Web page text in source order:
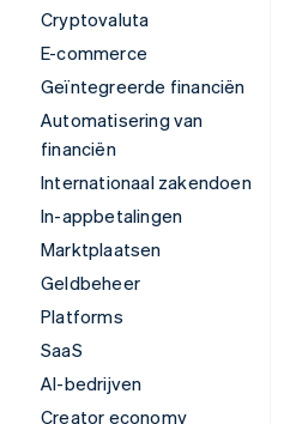
Cryptovaluta
E-commerce
Geïntegreerde financiën
Automatisering van
financiën
Internationaal zakendoen
In-appbetalingen
Marktplaatsen
Geldbeheer
Platforms
SaaS
AI-bedrijven
Creator economy